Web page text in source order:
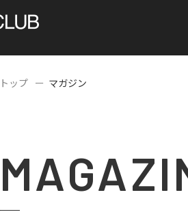
トップ マガジン